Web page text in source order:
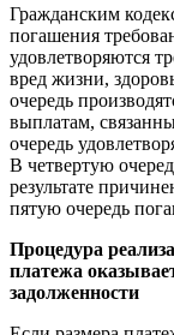
Гражданским
погашения
удовлетворяются
вред жизни,
очередь
выплатам,
очередь
В четвертую
результате
пятую очередь
Процедура
платежа
задолженности